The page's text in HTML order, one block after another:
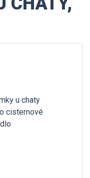
u chaty
cisternové